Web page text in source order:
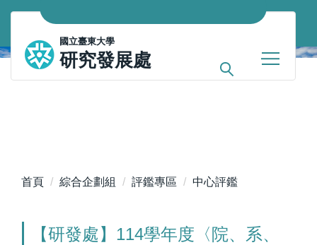
跳
主
要
內
國立臺東大學
研究發展處
首頁 綜合企劃組 評鑑專區 中心評鑑
【研發處】114學年度〈院、系、